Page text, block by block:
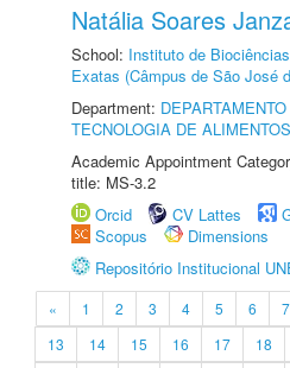
Natália Soares
School: Instituto de
Exatas (Câmpus de São José
Department:
TECNOLOGIA DE ALIMENTOS
Academic Appointment
title: MS-3.2
Orcid
CV Lattes
Scopus
Dimensions
Repositório Institucional
« 1 2 3 4 5 6 7
13
14 15 16 17 18